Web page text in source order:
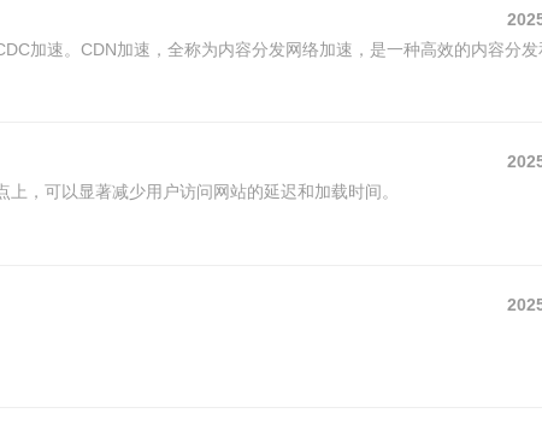
加速。CDN加速，全称为内容分发网络加速，是一种高效的内容分发
，可以显著减少用户访问网站的延迟和加载时间。